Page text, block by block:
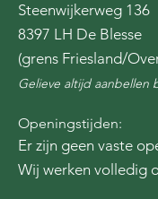
Steenwijkerweg 136
8397 LH De Blesse
(grens Friesland/
Gelieve altijd aanbellen
Openingstijden:
Er zijn geen vaste
Wij werken volledig